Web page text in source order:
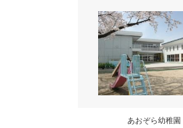
あおぞら幼稚園